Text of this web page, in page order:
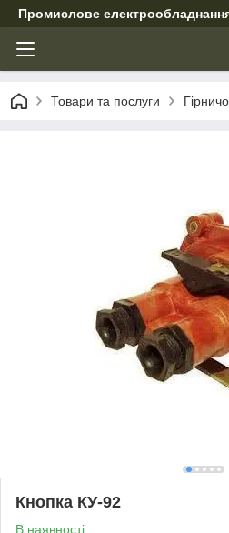
Промислове
Товари та послуги
Кнопка КУ-92
В наявності